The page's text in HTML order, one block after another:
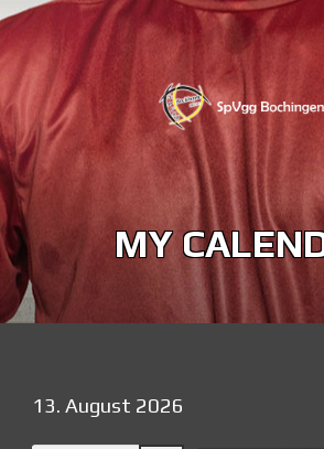
MY
13. August 2026